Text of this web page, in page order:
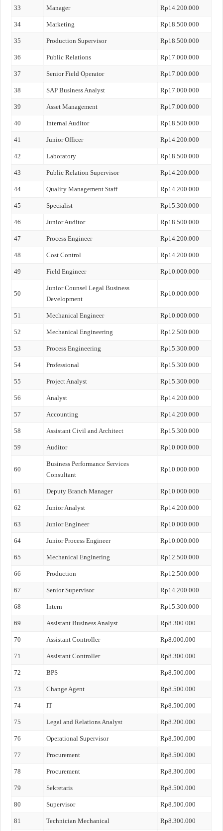
33 Manager Rp14.200.000
34 Marketing Rp18.500.000
35 Production Supervisor Rp18.500.000
36 Public Relations Rp17.000.000
37 Senior Field Operator Rp17.000.000
38 SAP Business Analyst Rp17.000.000
39 Asset Management Rp17.000.000
40 Internal Auditor Rp18.500.000
41 Junior Officer Rp14.200.000
42 Laboratory Rp18.500.000
43 Public Relation Supervisor Rp14.200.000
44 Quality Management Staff Rp14.200.000
45 Specialist Rp15.300.000
46 Junior Auditor Rp18.500.000
47 Process Engineer Rp14.200.000
48 Cost Control Rp14.200.000
49 Field Engineer Rp10.000.000
50
Junior Counsel Legal Business
Development
Rp10.000.000
51 Mechanical Engineer Rp10.000.000
52 Mechanical Engineering Rp12.500.000
53 Process Engineering Rp15.300.000
54 Professional Rp15.300.000
55 Project Analyst Rp15.300.000
56 Analyst Rp14.200.000
57 Accounting Rp14.200.000
58 Assistant Civil and Architect Rp15.300.000
59 Auditor Rp10.000.000
60
Business Performance Services
Consultant
Rp10.000.000
61 Deputy Branch Manager Rp10.000.000
62 Junior Analyst Rp14.200.000
63 Junior Engineer Rp10.000.000
64 Junior Process Engineer Rp10.000.000
65 Mechanical Enginering Rp12.500.000
66 Production Rp12.500.000
67 Senior Supervisor Rp14.200.000
68 Intern Rp15.300.000
69 Assistant Business Analyst Rp8.300.000
70 Assistant Controller Rp8.000.000
71 Assistant Controller Rp8.300.000
72 BPS Rp8.500.000
73 Change Agent Rp8.500.000
74 IT Rp8.500.000
75 Legal and Relations Analyst Rp8.200.000
76 Operational Supervisor Rp8.500.000
77 Procurement Rp8.500.000
78 Procurement Rp8.300.000
79 Sekretaris Rp8.500.000
80 Supervisor Rp8.500.000
81 Technician Mechanical Rp8.300.000